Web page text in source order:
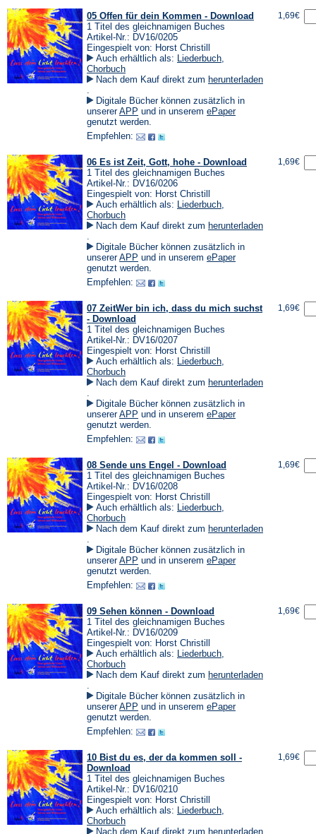
05 Offen für dein Kommen - Download
1 Titel des gleichnamigen Buches
Artikel-Nr.: DV16/0205
Eingespielt von: Horst Christill
Auch erhältlich als: Liederbuch,
Chorbuch
Nach dem Kauf direkt zum herunterladen
in
einem
neuen
Tab)
.
Digitale Bücher können zusätzlich in
unsererAPP (Öffnet
in
neuen
und in unserem ePaper(Öffnet
genutzt werden.
Empfehlen:
1,69€
06 Es ist Zeit, Gott, hohe - Download
1 Titel des gleichnamigen Buches
Artikel-Nr.: DV16/0206
Eingespielt von: Horst Christill
Auch erhältlich als: Liederbuch,
Chorbuch
Nach dem Kauf direkt zum herunterladen
in
einem
neuen
Tab)
.
Digitale Bücher können zusätzlich in
unsererAPP (Öffnet
in
neuen
und in unserem ePaper(Öffnet
genutzt werden.
Empfehlen:
1,69€
07 ZeitWer bin ich, dass du mich suchst
- Download
1 Titel des gleichnamigen Buches
Artikel-Nr.: DV16/0207
Eingespielt von: Horst Christill
Auch erhältlich als: Liederbuch,
Chorbuch
Nach dem Kauf direkt zum herunterladen
in
einem
neuen
Tab)
.
Digitale Bücher können zusätzlich in
unsererAPP (Öffnet
in
neuen
und in unserem ePaper(Öffnet
genutzt werden.
Empfehlen:
1,69€
08 Sende uns Engel - Download
1 Titel des gleichnamigen Buches
Artikel-Nr.: DV16/0208
Eingespielt von: Horst Christill
Auch erhältlich als: Liederbuch,
Chorbuch
Nach dem Kauf direkt zum herunterladen
in
einem
neuen
Tab)
.
Digitale Bücher können zusätzlich in
unsererAPP (Öffnet
in
neuen
und in unserem ePaper(Öffnet
genutzt werden.
Empfehlen:
1,69€
09 Sehen können - Download
1 Titel des gleichnamigen Buches
Artikel-Nr.: DV16/0209
Eingespielt von: Horst Christill
Auch erhältlich als: Liederbuch,
Chorbuch
Nach dem Kauf direkt zum herunterladen
in
einem
neuen
Tab)
.
Digitale Bücher können zusätzlich in
unsererAPP (Öffnet
in
neuen
und in unserem ePaper(Öffnet
genutzt werden.
Empfehlen:
1,69€
10 Bist du es, der da kommen soll -
Download
1 Titel des gleichnamigen Buches
Artikel-Nr.: DV16/0210
Eingespielt von: Horst Christill
Auch erhältlich als: Liederbuch,
Chorbuch
Nach dem Kauf direkt zum herunterladen
1,69€